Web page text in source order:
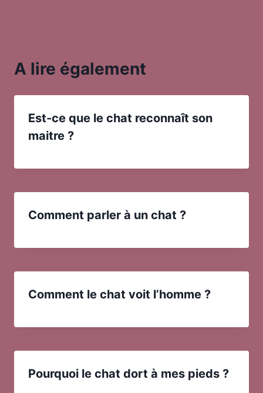
A lire également
Est-ce que le chat reconnaît son
maitre ?
Comment parler à un chat ?
Comment le chat voit l’homme ?
Pourquoi le chat dort à mes pieds ?